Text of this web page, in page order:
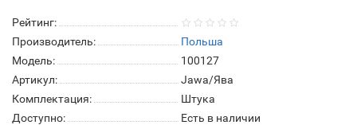
Рейтинг:
Производитель:
Польша
Модель:
100127
Артикул:
Jawa/Ява
Комплектация:
Штука
Доступно:
Есть в наличии